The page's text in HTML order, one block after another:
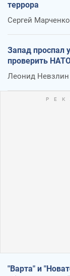
террора
Сергей
Запад проспал
проверить
Леонид Невзлин
"Варта" и